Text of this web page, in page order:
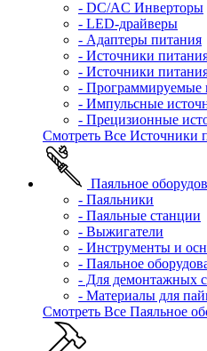
- DC/AC Инверторы
- LED-драйверы
- Адаптеры питания
- Источники
- Источники
- Программируемые
- Импульсные
- Прецизионные
Смотреть Все Источники
Паяльное
- Паяльники
- Паяльные станции
- Выжигатели
- Инструменты и
- Паяльное
- Для демонтажных
- Материалы для
Смотреть Все Паяльное